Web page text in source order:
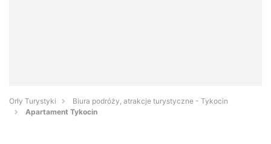
Orły Turystyki
Biura podróży, atrakcje turystyczne - Tykocin
Apartament Tykocin